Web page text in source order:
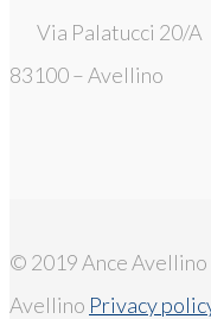
Via Palatucci 20/A
83100 – Avellino
© 2019 Ance Avellino
Avellino Privacy